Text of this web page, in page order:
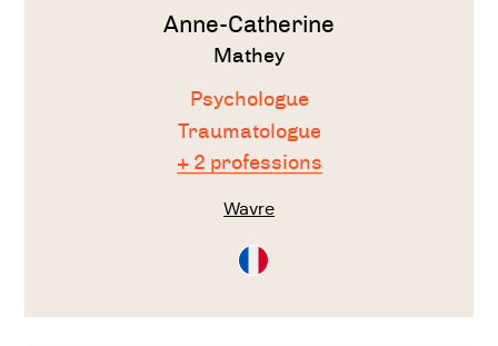
Anne-Catherine
Mathey
Psychologue
Traumatologue
+ 2 professions
Wavre
Consultation
en